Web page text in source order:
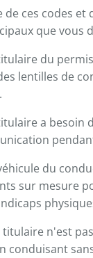
ces codes et
que vous
du
lentilles de
a besoin
du
sur mesure
titulaire n'est
conduisant